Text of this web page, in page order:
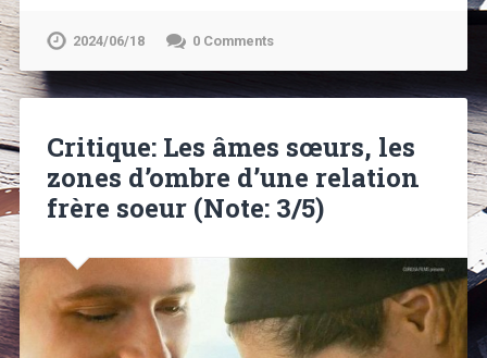
2024/06/18 0 Comments
Critique: Les âmes sœurs, les
zones d’ombre d’une relation
frère soeur (Note: 3/5)